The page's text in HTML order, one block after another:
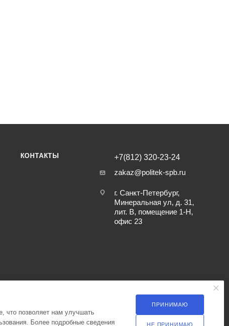
КОНТАКТЫ
+7(812) 320-23-24
zakaz@politek-spb.ru
г. Санкт-Петербург,
Минеральная ул, д. 31,
лит. В, помещение 1-Н,
офис 23
что позволяет нам улучшать
Более подробные сведения
ПРИНИМАЮ
НЕ ПРИНИМАЮ